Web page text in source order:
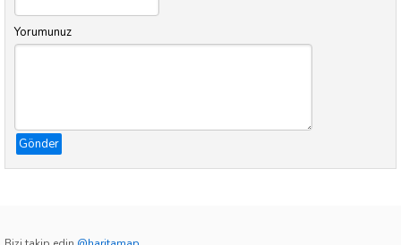
Yorumunuz
Gönder